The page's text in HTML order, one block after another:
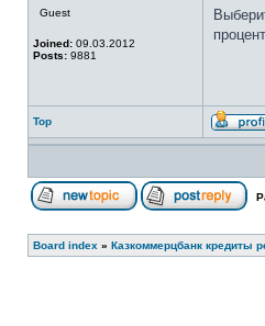
Guest
Joined: 09.03.2012
Posts: 9881
Top
Board index » Казкоммерцбанк кредиты